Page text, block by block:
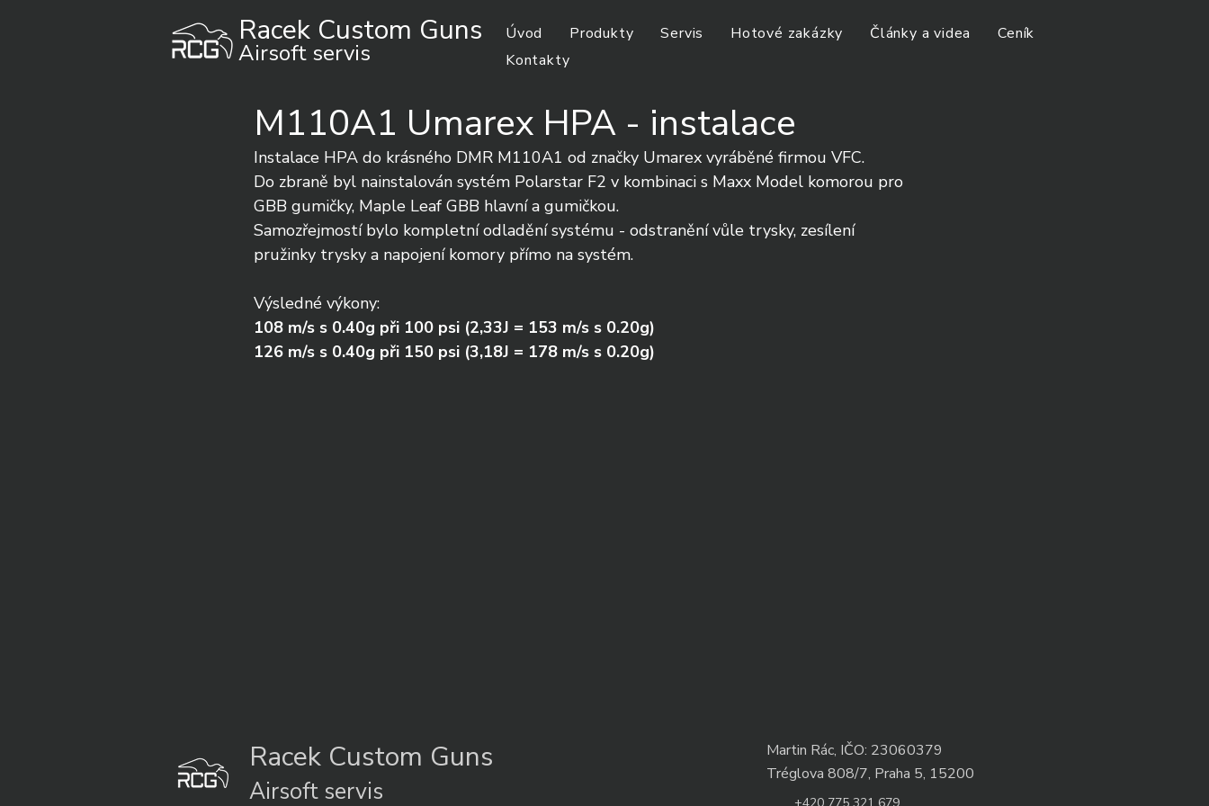
Racek Custom Guns
Airsoft servis
Úvod Produkty Servis Hotové zakázky Články a videa
Ceník
Kontakty
M110A1 Umarex HPA - instalace
Instalace HPA do krásného DMR M110A1 od značky Umarex vyráběné firmou VFC.
Do zbraně byl nainstalován systém Polarstar F2 v kombinaci s Maxx Model komorou pro
GBB gumičky, Maple Leaf GBB hlavní a gumičkou.
Samozřejmostí bylo kompletní odladění systému - odstranění vůle trysky, zesílení
pružinky trysky a napojení komory přímo na systém.
Výsledné výkony:
108 m/s s 0.40g při 100 psi (2,33J = 153 m/s s 0.20g)
126 m/s s 0.40g při 150 psi (3,18J = 178 m/s s 0.20g)
Racek Custom Guns
Airsoft servis
Martin Rác, IČO: 23060379
Tréglova 808/7, Praha 5, 15200